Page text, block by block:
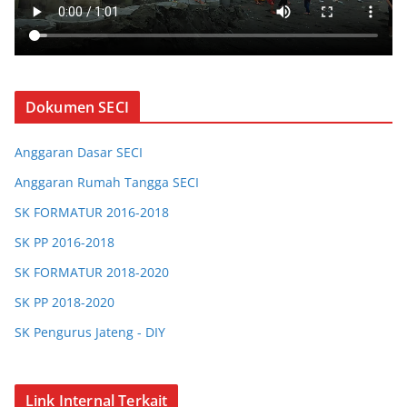
Dokumen SECI
Anggaran Dasar SECI
Anggaran Rumah Tangga SECI
SK FORMATUR 2016-2018
SK PP 2016-2018
SK FORMATUR 2018-2020
SK PP 2018-2020
SK Pengurus Jateng - DIY
SK Chapter Bandung
Link Internal Terkait